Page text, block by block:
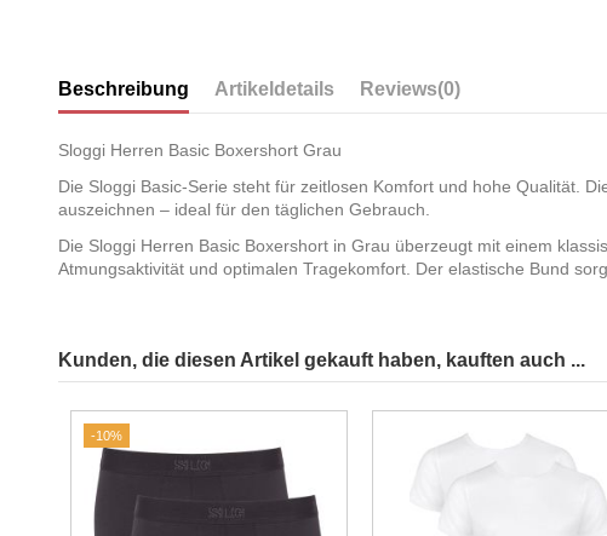
Beschreibung Artikeldetails Reviews(0)
Sloggi Herren Basic Boxershort Grau
Die Sloggi Basic-Serie steht für zeitlosen Komfort und hohe Qualität.
auszeichnen – ideal für den täglichen Gebrauch.
Die Sloggi Herren Basic Boxershort in Grau überzeugt mit einem
Atmungsaktivität und optimalen Tragekomfort. Der elastische Bund
Kunden, die diesen Artikel gekauft haben, kauften auch ...
-10%